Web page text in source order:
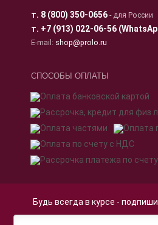
т. 8 (800) 350-0656- для России
т. +7 (913) 022-06-56
E-mail: shop@prolo.ru
СПОСОБЫ ОПЛАТЫ
Будь всегда в курсе -